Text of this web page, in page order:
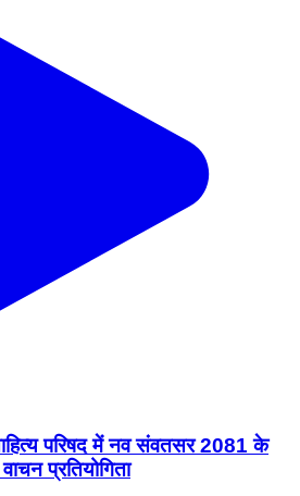
परिषद में नव संवतसर 2081 के
प्रतियोगिता